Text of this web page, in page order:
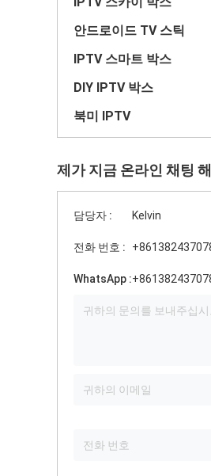
안드로이드 TV 스틱
IPTV 스마트 박스
DIY IPTV 박스
북미 IPTV
제가 지금 온라인 채팅
담당자 : Kelvin
전화 번호 :
WhatsApp :